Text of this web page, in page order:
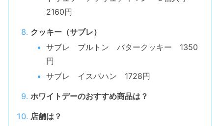
2160円
クッキー（サブレ）
サブレ ブルトン バタークッキー 1350
円
サブレ イスパハン 1728円
ホワイトデーのおすすめ商品は？
店舗は？